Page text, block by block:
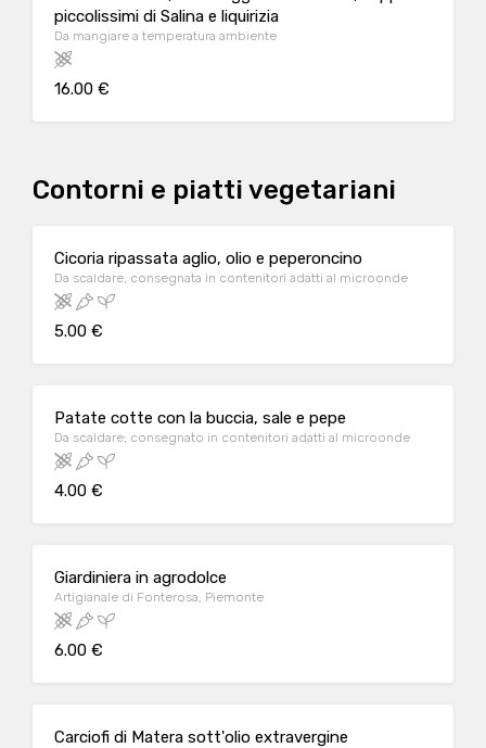
piccolissimi di Salina e liquirizia
Da mangiare a temperatura ambiente
16.00 €
Contorni e piatti vegetariani
Cicoria ripassata aglio, olio e peperoncino
Da scaldare, consegnata in contenitori adatti al microonde
5.00 €
Patate cotte con la buccia, sale e pepe
Da scaldare; consegnato in contenitori adatti al microonde
4.00 €
Giardiniera in agrodolce
Artigianale di Fonterosa, Piemonte
6.00 €
Carciofi di Matera sott'olio extravergine